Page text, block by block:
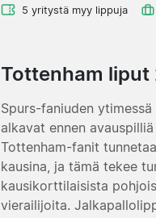
5 yritystä myy lippuja
Tottenham
Spurs-faniuden
alkavat ennen
Tottenham-fanit
kausina, ja tämä tekee
kausikorttilaisista
vierailijoita.